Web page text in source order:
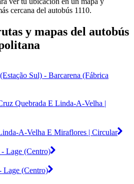
cercana del autobús 1110.
y mapas del autobús
Sul) - Barcarena (Fábrica
Quebrada E Linda-A-Velha |
A-Velha E Miraflores | Circular
Lage (Centro)
Lage (Centro)